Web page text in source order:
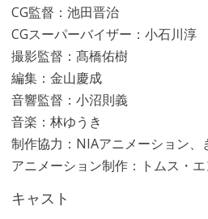
CG監督：池田晋治
CGスーパーバイザー：小石川淳
撮影監督：髙橋佑樹
編集：金山慶成
音響監督：小沼則義
音楽：林ゆうき
制作協力：NIAアニメーション、
アニメーション制作：トムス・
キャスト